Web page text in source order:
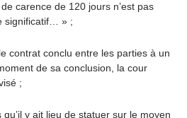
carence de 120 jours n’est pas
significatif… » ;
contrat conclu entre les parties à un
de sa conclusion, la cour
;
y ait lieu de statuer sur le moyen